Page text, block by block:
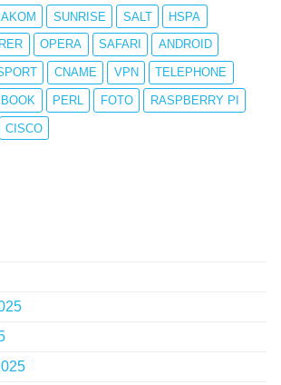
SUNRISE SALT HSPA
OPERA SAFARI ANDROID
CNAME VPN TELEPHONE
PERL FOTO RASPBERRY PI
CISCO